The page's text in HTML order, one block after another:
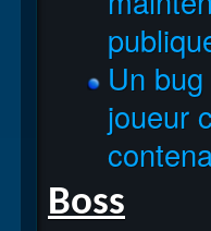
Un
joueur
Boss